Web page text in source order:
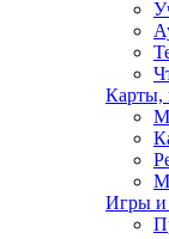
Карты,
Игры и